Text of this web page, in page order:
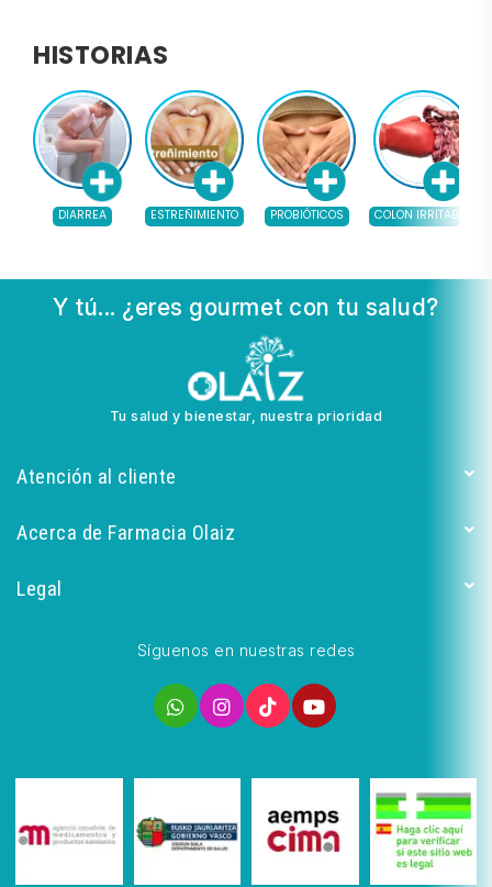
HISTORIAS
DIARREA ESTREÑIMIENTO PROBIÓTICOS COLON IRRITABLE
Y tú... ¿eres gourmet con tu salud?
Tu salud y bienestar, nuestra prioridad
Atención al cliente
Acerca de Farmacia Olaiz
Legal
Síguenos en nuestras redes